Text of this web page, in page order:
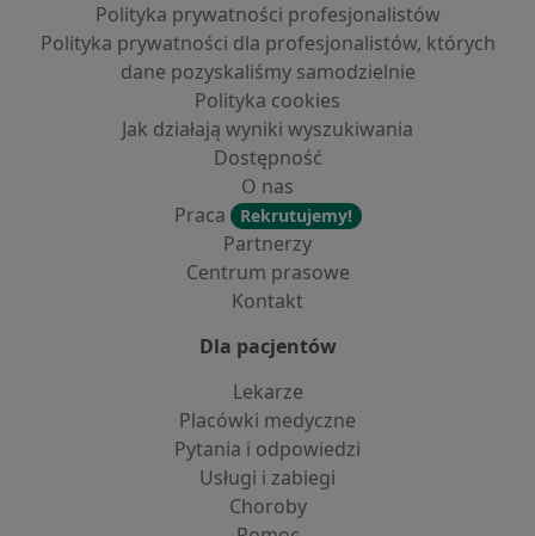
Polityka prywatności profesjonalistów
Polityka prywatności dla profesjonalistów, których
dane pozyskaliśmy samodzielnie
Polityka cookies
Jak działają wyniki wyszukiwania
Dostępność
O nas
Praca
Rekrutujemy!
Partnerzy
Centrum prasowe
Kontakt
Dla pacjentów
Lekarze
Placówki medyczne
Pytania i odpowiedzi
Usługi i zabiegi
Choroby